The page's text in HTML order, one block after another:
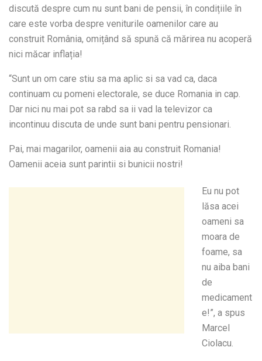
discută despre cum nu sunt bani de pensii, în condițiile în
care este vorba despre veniturile oamenilor care au
construit România, omițând să spună că mărirea nu acoperă
nici măcar inflația!
“Sunt un om care stiu sa ma aplic si sa vad ca, daca
continuam cu pomeni electorale, se duce Romania in cap.
Dar nici nu mai pot sa rabd sa ii vad la televizor ca
incontinuu discuta de unde sunt bani pentru pensionari.
Pai, mai magarilor, oamenii aia au construit Romania!
Oamenii aceia sunt parintii si bunicii nostri!
Eu nu pot
lăsa acei
oameni sa
moara de
foame, sa
nu aiba bani
de
medicament
e!”, a spus
Marcel
Ciolacu.